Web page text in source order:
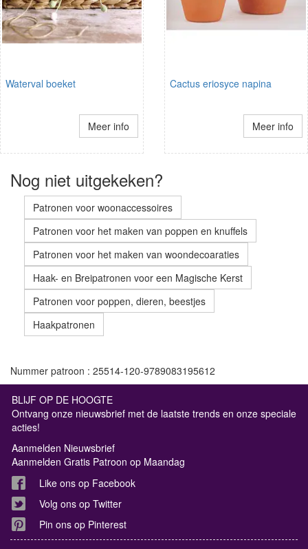
Waterval boeket
Meer info
Cactus eriosyce napina
Meer info
Nog niet uitgekeken?
Patronen voor woonaccessoires
Patronen voor het maken van poppen en knuffels
Patronen voor het maken van woondecoaraties
Haak- en Breipatronen voor een Magische Kerst
Patronen voor poppen, dieren, beestjes
Haakpatronen
Nummer patroon : 25514-120-9789083195612
BLIJF OP DE HOOGTE
Ontvang onze nieuwsbrief met de laatste trends en onze speciale
acties!
Aanmelden Nieuwsbrief
Aanmelden Gratis Patroon op Maandag
Like ons op Facebook
Volg ons op Twitter
Pin ons op Pinterest